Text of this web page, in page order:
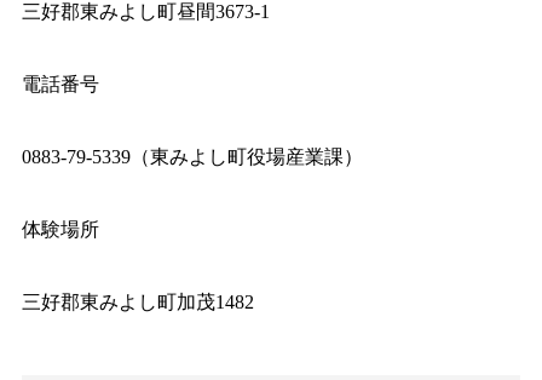
三好郡東みよし町昼間3673-1
電話番号
0883-79-5339（東みよし町役場産業課）
体験場所
三好郡東みよし町加茂1482